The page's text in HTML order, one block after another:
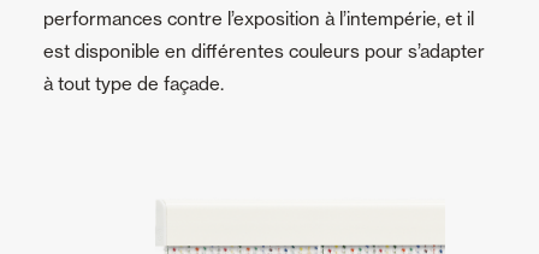
performances contre l’exposition à l’intempérie, et il
est disponible en différentes couleurs pour s’adapter
à tout type de façade.